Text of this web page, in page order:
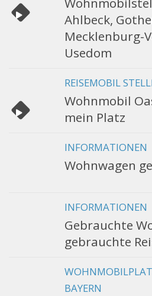
Ahlbeck,
Mecklenburg-
Usedom
REISEMOBIL
Wohnmobil
mein Platz
INFORMATIONEN
Wohnwagen
INFORMATIONEN
Gebrauchte
gebrauchte
BAYERN